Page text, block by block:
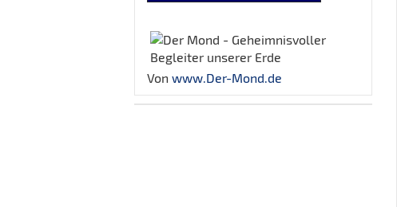
Von www.Der-Mond.de